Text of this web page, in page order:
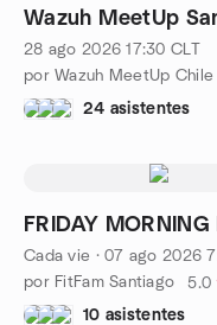
Wazuh MeetUp
28 ago 2026 17:30 CLT
por Wazuh MeetUp Chile
24 asistentes
FRIDAY MORNING
Cada vie ·07 ago 2026
por FitFam Santiago
5.0
10 asistentes